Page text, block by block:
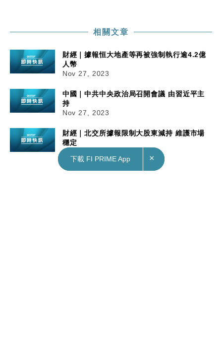
相關文章
財經｜據報恒大地產等再被強制執行逾4.2億
人幣
Nov 27, 2023
中國｜中共中央政治局召開會議 由習近平主
持
Nov 27, 2023
財經｜北交所據報限制大股東減持 維護市場
穩定
Nov 27, 2023
下載 FI PRIME App
×
下載 FI PRIME App ×